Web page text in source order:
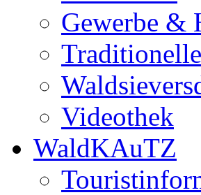
Gewerbe &
Videothek
WaldKAuTZ